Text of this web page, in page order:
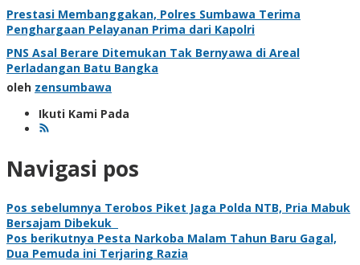
Prestasi Membanggakan, Polres Sumbawa Terima
Penghargaan Pelayanan Prima dari Kapolri
PNS Asal Berare Ditemukan Tak Bernyawa di Areal
Perladangan Batu Bangka
oleh zensumbawa
Ikuti Kami Pada
Navigasi pos
Pos sebelumnya Terobos Piket Jaga Polda NTB, Pria Mabuk
Bersajam Dibekuk
Pos berikutnya Pesta Narkoba Malam Tahun Baru Gagal,
Dua Pemuda ini Terjaring Razia